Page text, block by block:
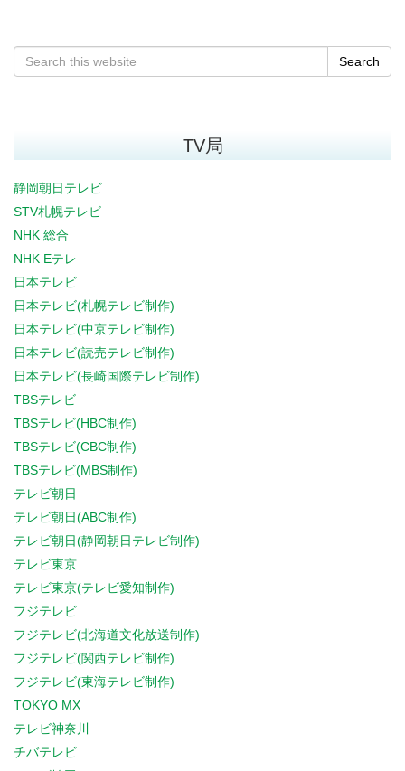
Search
TV局
静岡朝日テレビ
STV札幌テレビ
NHK 総合
NHK Eテレ
日本テレビ
日本テレビ(札幌テレビ制作)
日本テレビ(中京テレビ制作)
日本テレビ(読売テレビ制作)
日本テレビ(長崎国際テレビ制作)
TBSテレビ
TBSテレビ(HBC制作)
TBSテレビ(CBC制作)
TBSテレビ(MBS制作)
テレビ朝日
テレビ朝日(ABC制作)
テレビ朝日(静岡朝日テレビ制作)
テレビ東京
テレビ東京(テレビ愛知制作)
フジテレビ
フジテレビ(北海道文化放送制作)
フジテレビ(関西テレビ制作)
フジテレビ(東海テレビ制作)
TOKYO MX
テレビ神奈川
チバテレビ